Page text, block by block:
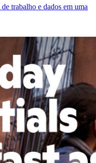
trabalho e dados em uma